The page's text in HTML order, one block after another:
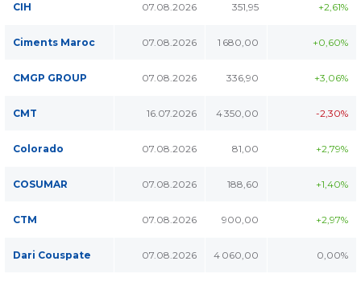
CIH 07.08.2026 351,95 +2,61%
Ciments Maroc 07.08.2026 1 680,00 +0,60%
CMGP GROUP 07.08.2026 336,90 +3,06%
CMT 16.07.2026 4 350,00 -2,30%
Colorado 07.08.2026 81,00 +2,79%
COSUMAR 07.08.2026 188,60 +1,40%
CTM 07.08.2026 900,00 +2,97%
Dari Couspate 07.08.2026 4 060,00 0,00%